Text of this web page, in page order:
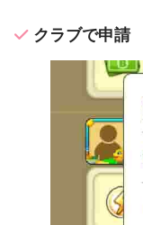
クラブで申請